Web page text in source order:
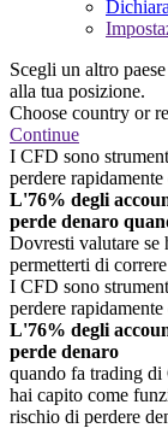
Scegli un altro
alla tua posizione.
Choose country or
Continue
I CFD sono
perdere
L'76% degli
perde denaro
Dovresti valutare se
permetterti di
I CFD sono
perdere
L'76% degli
perde denaro
quando fa trading
hai capito come
rischio di perdere